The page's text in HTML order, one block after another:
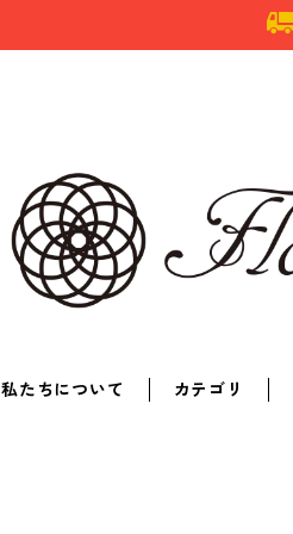
私たちについて カテゴリ